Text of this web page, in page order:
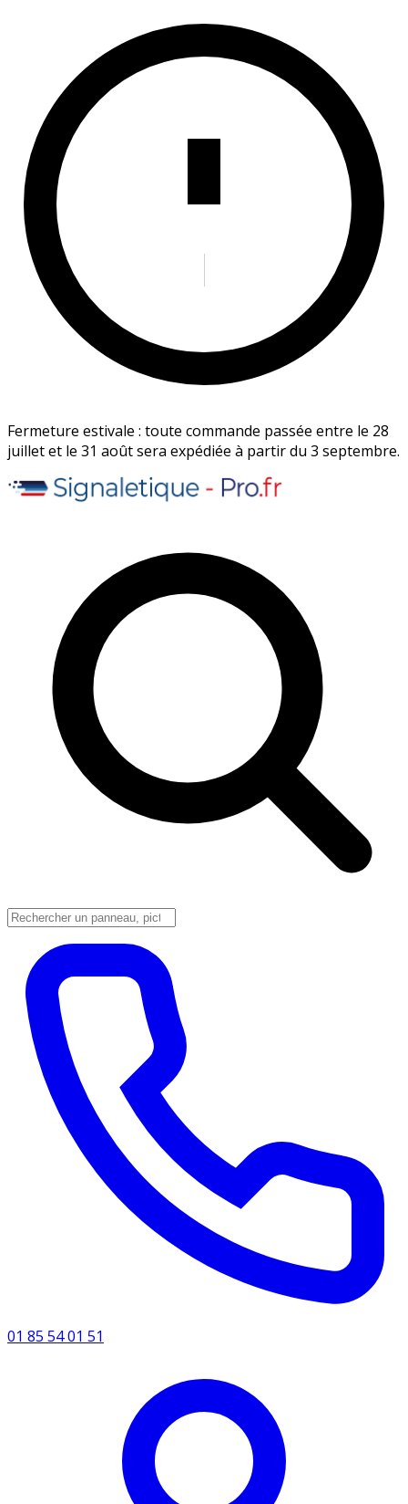
Fermeture estivale : toute commande passée entre le 28
juillet et le 31 août sera expédiée à partir du 3 septembre.
01 85 54 01 51